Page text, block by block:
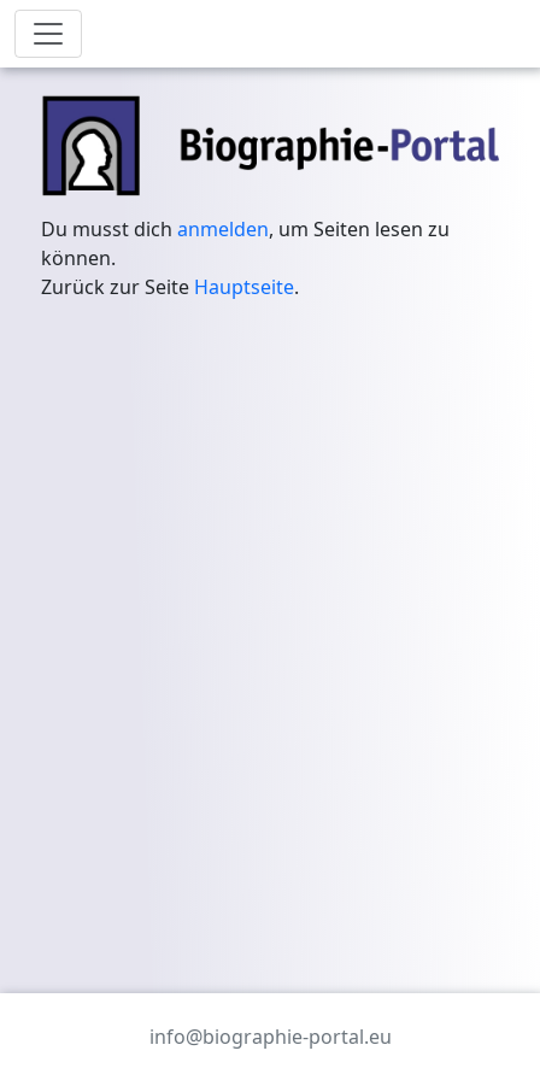
Du musst dichanmelden, um Seiten lesen zu
können.
Zurück zur Seite Hauptseite.
info@biographie-portal.eu